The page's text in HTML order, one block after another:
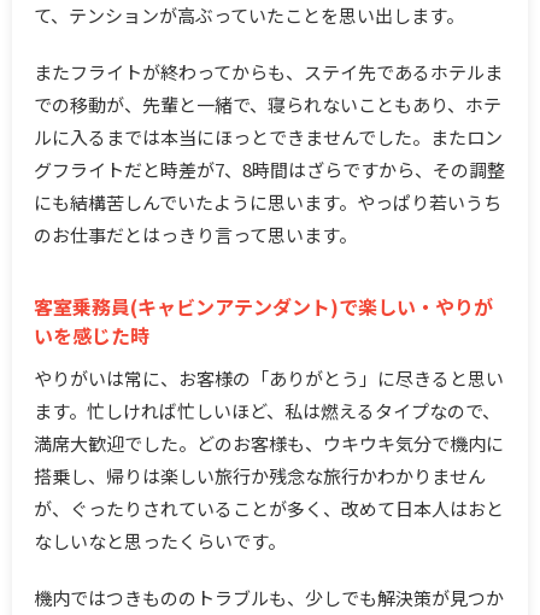
て、テンションが高ぶっていたことを思い出します。
またフライトが終わってからも、ステイ先であるホテルま
での移動が、先輩と一緒で、寝られないこともあり、ホテ
ルに入るまでは本当にほっとできませんでした。またロン
グフライトだと時差が7、8時間はざらですから、その調整
にも結構苦しんでいたように思います。やっぱり若いうち
のお仕事だとはっきり言って思います。
客室乗務員(キャビンアテンダント)で楽しい・やりが
いを感じた時
やりがいは常に、お客様の「ありがとう」に尽きると思い
ます。忙しければ忙しいほど、私は燃えるタイプなので、
満席大歓迎でした。どのお客様も、ウキウキ気分で機内に
搭乗し、帰りは楽しい旅行か残念な旅行かわかりません
が、ぐったりされていることが多く、改めて日本人はおと
なしいなと思ったくらいです。
機内ではつきもののトラブルも、少しでも解決策が見つか